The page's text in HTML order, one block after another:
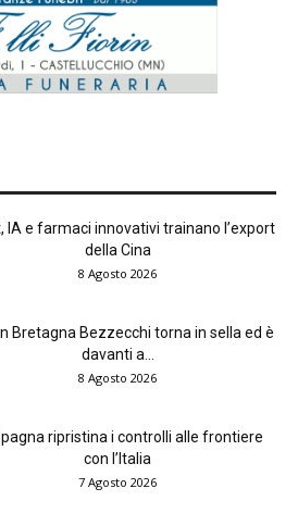
IA e farmaci innovativi trainano l’export
della Cina
8 Agosto 2026
Bretagna Bezzecchi torna in sella ed è
davanti a...
8 Agosto 2026
ripristina i controlli alle frontiere
con l’Italia
7 Agosto 2026